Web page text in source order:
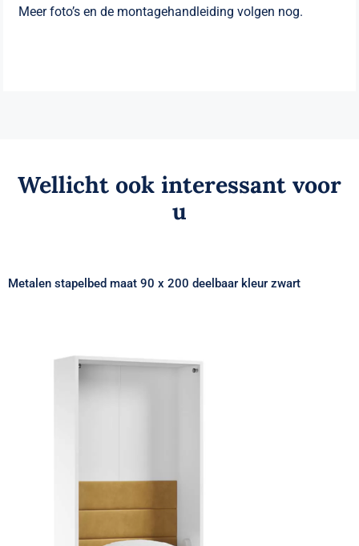
Meer foto’s en de montagehandleiding volgen nog.
Wellicht ook interessant voor
u
Metalen stapelbed maat 90 x 200 deelbaar kleur zwart
Opklapbed maat 100 x 200, verticaal,